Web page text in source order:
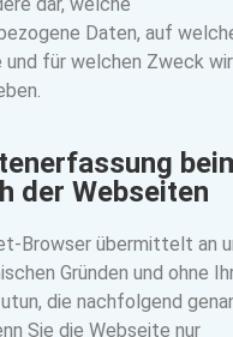
Daten, auf
und für welchen Zweck
der Webseiten
Browser übermittelt an
Gründen und ohne
die nachfolgend
Sie die Webseite nur